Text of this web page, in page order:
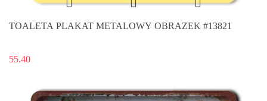
TOALETA PLAKAT METALOWY OBRAZEK #13821
55.40